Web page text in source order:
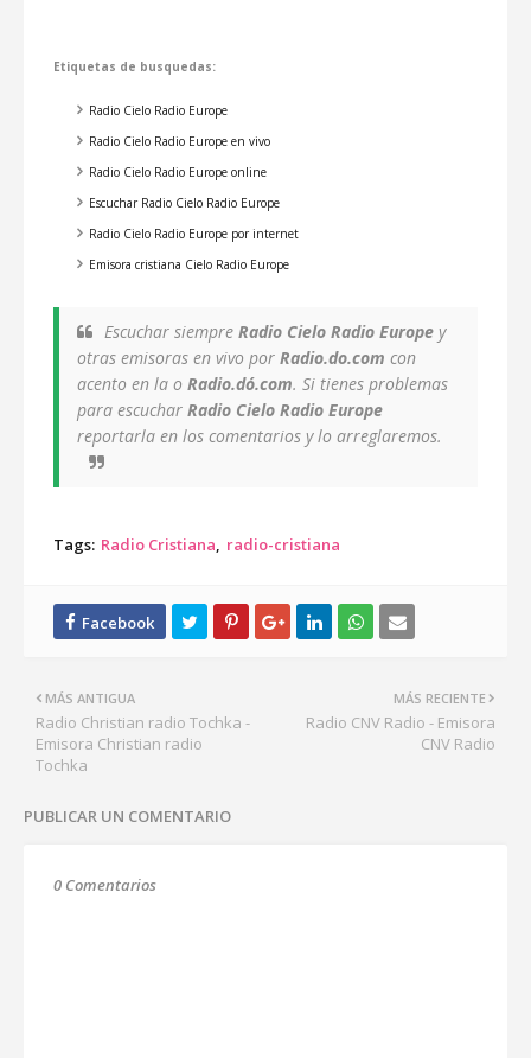
Etiquetas de busquedas:
Radio Cielo Radio Europe
Radio Cielo Radio Europe en vivo
Radio Cielo Radio Europe online
Escuchar Radio Cielo Radio Europe
Radio Cielo Radio Europe por internet
Emisora cristiana Cielo Radio Europe
Escuchar siempre Radio Cielo Radio Europe y
otras emisoras en vivo por Radio.do.com con
acento en la o Radio.dó.com. Si tienes problemas
para escuchar Radio Cielo Radio Europe
reportarla en los comentarios y lo arreglaremos.
Tags: Radio Cristiana radio-cristiana
MÁS RECIENTE
Radio CNV Radio - Emisora
CNV Radio
MÁS ANTIGUA
Radio Christian radio Tochka -
Emisora Christian radio
Tochka
PUBLICAR UN COMENTARIO
0 Comentarios